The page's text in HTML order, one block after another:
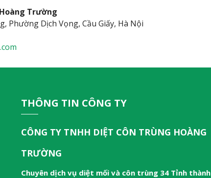
Trường
Phường Dịch Vọng, Cầu Giấy, Hà Nội
THÔNG TIN CÔNG TY
CÔNG TY TNHH DIỆT CÔN TRÙNG HOÀNG
TRƯỜNG
Chuyên dịch vụ diệt mối và côn trùng 34 Tỉnh thành